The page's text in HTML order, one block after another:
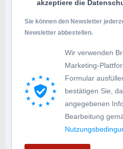
akzeptiere die
Sie können den Newsletter
Newsletter abbestellen.
Wir verwenden
Marketing-
Formular
bestätigen Sie,
angegebenen
Bearbeitung